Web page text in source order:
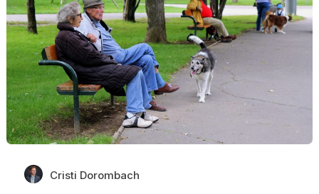
Cristi Dorombach